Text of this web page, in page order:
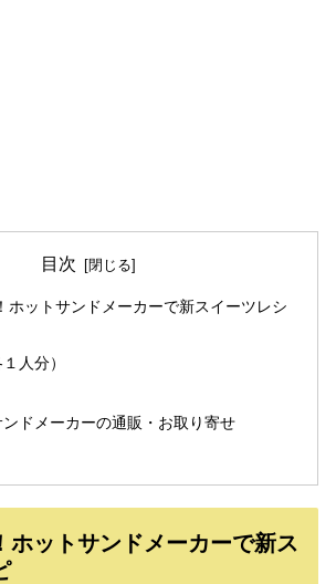
目次
ホットサンドメーカーで新スイーツレシ
人分）
ンドメーカーの通販・お取り寄せ
ホットサンドメーカーで新ス